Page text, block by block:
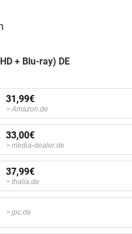
+ Blu-ray) DE
31,99€
Amazon.de
33,00€
media-dealer.de
37,99€
thalia.de
jpc.de